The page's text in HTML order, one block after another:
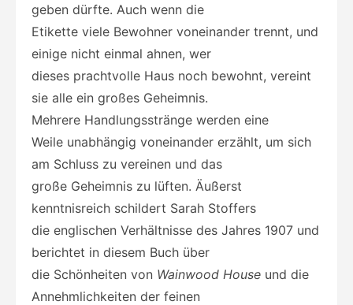
geben dürfte. Auch wenn die
Etikette viele Bewohner voneinander trennt, und
einige nicht einmal ahnen, wer
dieses prachtvolle Haus noch bewohnt, vereint
sie alle ein großes Geheimnis.
Mehrere Handlungsstränge werden eine
Weile unabhängig voneinander erzählt, um sich
am Schluss zu vereinen und das
große Geheimnis zu lüften. Äußerst
kenntnisreich schildert Sarah Stoffers
die englischen Verhältnisse des Jahres 1907 und
berichtet in diesem Buch über
die Schönheiten von Wainwood House und die
Annehmlichkeiten der feinen